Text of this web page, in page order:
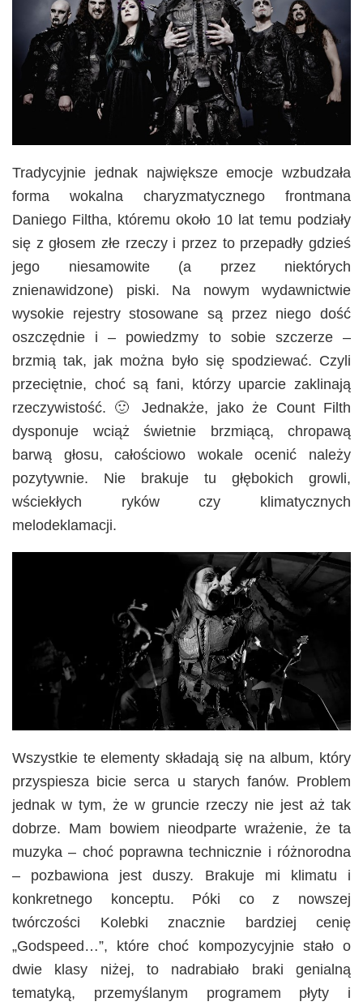
Tradycyjnie jednak największe emocje wzbudzała
forma wokalna charyzmatycznego frontmana
Daniego Filtha, któremu około 10 lat temu podziały
się z głosem złe rzeczy i przez to przepadły gdzieś
jego niesamowite (a przez niektórych
znienawidzone) piski. Na nowym wydawnictwie
wysokie rejestry stosowane są przez niego dość
oszczędnie i – powiedzmy to sobie szczerze –
brzmią tak, jak można było się spodziewać. Czyli
przeciętnie, choć są fani, którzy uparcie zaklinają
rzeczywistość. 🙂 Jednakże, jako że Count Filth
dysponuje wciąż świetnie brzmiącą, chropawą
barwą głosu, całościowo wokale ocenić należy
pozytywnie. Nie brakuje tu głębokich growli,
wściekłych ryków czy klimatycznych
melodeklamacji.
Wszystkie te elementy składają się na album, który
przyspiesza bicie serca u starych fanów. Problem
jednak w tym, że w gruncie rzeczy nie jest aż tak
dobrze. Mam bowiem nieodparte wrażenie, że ta
muzyka – choć poprawna technicznie i różnorodna
– pozbawiona jest duszy. Brakuje mi klimatu i
konkretnego konceptu. Póki co z nowszej
twórczości Kolebki znacznie bardziej cenię
„Godspeed…”, które choć kompozycyjnie stało o
dwie klasy niżej, to nadrabiało braki genialną
tematyką, przemyślanym programem płyty i